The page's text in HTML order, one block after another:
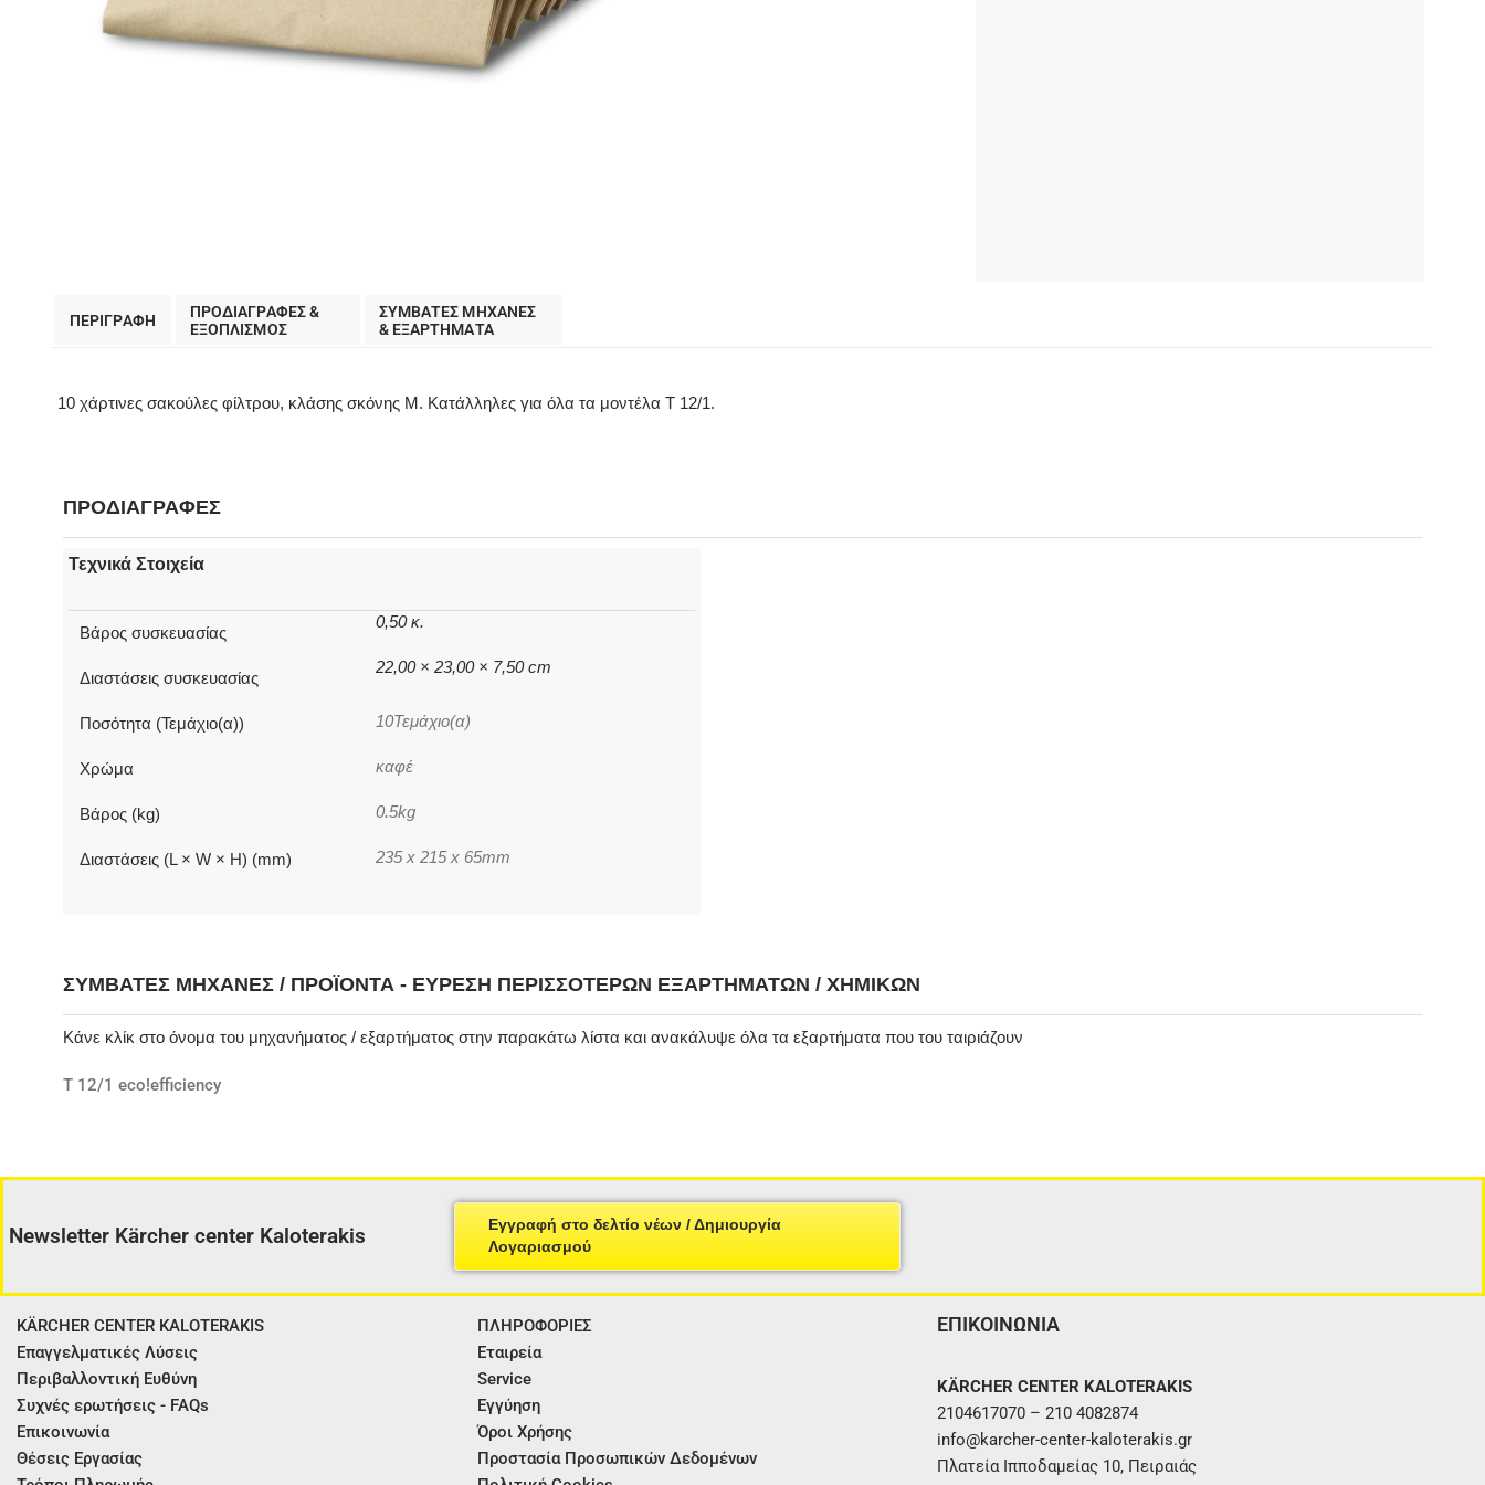
ΠΕΡΙΓΡΑΦΗ
ΠΡΟΔΙΑΓΡΑΦΕΣ &
EΞΟΠΛΙΣΜΟΣ
ΣΥΜΒΑΤΕΣ ΜΗΧΑΝΕΣ
& ΕΞΑΡΤΗΜΑΤΑ
10 χάρτινες σακούλες φίλτρου, κλάσης σκόνης Μ. Κατάλληλες για όλα τα μοντέλα T 12/1.
ΠΡΟΔΙΑΓΡΑΦΕΣ
Τεχνικά Στοιχεία
Βάρος συσκευασίας
0,50 κ.
Διαστάσεις συσκευασίας
22,00 × 23,00 × 7,50 cm
Ποσότητα (Τεμάχιο(α)) 10Τεμάχιο(α)
Χρώμα καφέ
Βάρος (kg) 0.5kg
Διαστάσεις (L × W × H) (mm) 235 x 215 x 65mm
ΣΥΜΒΑΤΈΣ ΜΗΧΑΝΈΣ / ΠΡΟΪΌΝΤΑ - ΕΎΡΕΣΗ ΠΕΡΙΣΣΌΤΕΡΩΝ ΕΞΑΡΤΗΜΆΤΩΝ / ΧΗΜΙΚΏΝ
Κάνε κλίκ στο όνομα του μηχανήματος / εξαρτήματος στην παρακάτω λίστα και ανακάλυψε όλα τα εξαρτήματα που του ταιριάζουν
T 12/1 eco!efficiency
Newsletter Kärcher center Kaloterakis
Εγγραφή στο δελτίο νέων / Δημιουργία
Λογαριασμού
KÄRCHER CENTER KALOTERAKIS
Επαγγελματικές Λύσεις
Περιβαλλοντική Ευθύνη
Συχνές ερωτήσεις - FAQs
Επικοινωνία
Θέσεις Εργασίας
ΠΛΗΡΟΦΟΡΙΕΣ
Εταιρεία
Service
Εγγύηση
Όροι Χρήσης
Προστασία Προσωπικών Δεδομένων
ΕΠΙΚΟΙΝΩΝΙΑ
KÄRCHER CENTER KALOTERAKIS
2104617070 – 210 4082874
info@karcher-center-kaloterakis.gr
Πλατεία Ιπποδαμείας 10, Πειραιάς